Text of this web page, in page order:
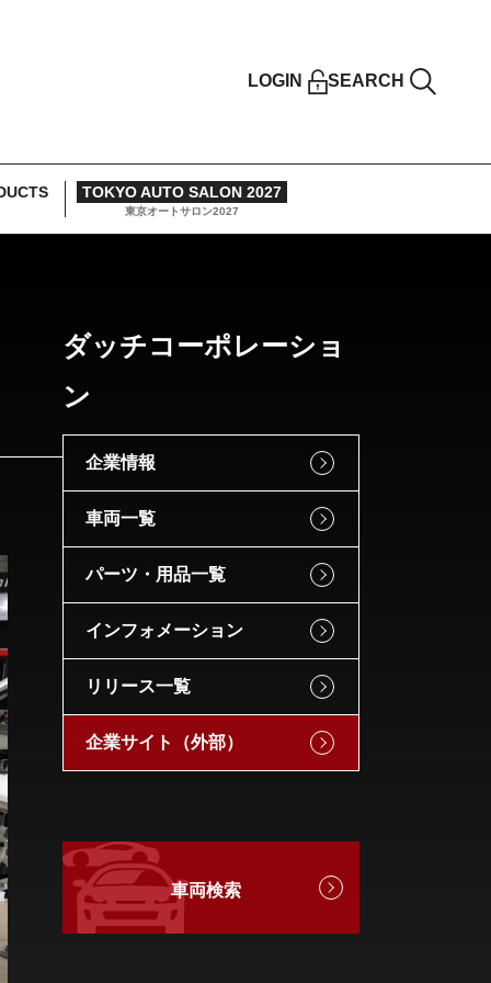
LOGIN SEARCH
TOKYO AUTO SALON 2027
東京オートサロン2027
ダッチコーポレーショ
ン
企業情報
車両一覧
パーツ・用品一覧
インフォメーション
リリース一覧
企業サイト（外部）
車両検索